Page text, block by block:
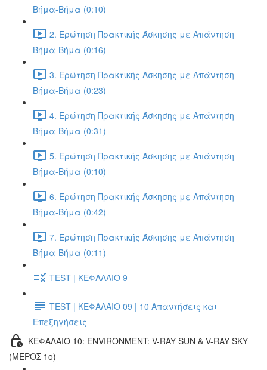
Βήμα-Βήμα (0:10)
2. Ερώτηση Πρακτικής Άσκησης με Απάντηση
Βήμα-Βήμα (0:16)
3. Ερώτηση Πρακτικής Άσκησης με Απάντηση
Βήμα-Βήμα (0:23)
4. Ερώτηση Πρακτικής Άσκησης με Απάντηση
Βήμα-Βήμα (0:31)
5. Ερώτηση Πρακτικής Άσκησης με Απάντηση
Βήμα-Βήμα (0:10)
6. Ερώτηση Πρακτικής Άσκησης με Απάντηση
Βήμα-Βήμα (0:42)
7. Ερώτηση Πρακτικής Άσκησης με Απάντηση
Βήμα-Βήμα (0:11)
TEST | ΚΕΦΑΛΑΙΟ 9
TEST | ΚΕΦΑΛΑΙΟ 09 | 10 Απαντήσεις και
Επεξηγήσεις
ΚΕΦΑΛΑΙΟ 10: ENVIRONMENT: V-RAY SUN & V-RAY SKY
(ΜΕΡΟΣ 1ο)